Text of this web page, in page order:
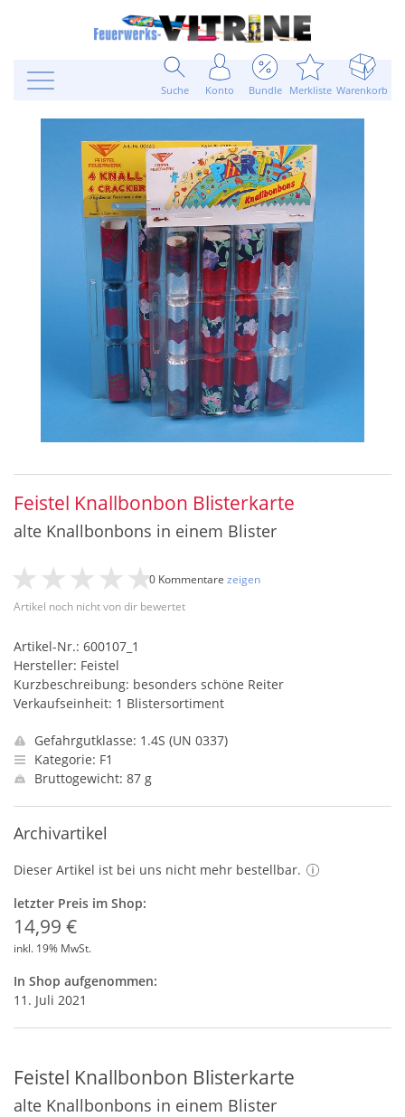
Suche Konto Bundle Merkliste Warenkorb
Feistel Knallbonbon Blisterkarte
alte Knallbonbons in einem Blister
Artikel noch nicht von dir bewertet
0 Kommentare zeigen
Artikel-Nr.: 600107_1
Hersteller: Feistel
Kurzbeschreibung: besonders schöne Reiter
Verkaufseinheit: 1 Blistersortiment
Gefahrgutklasse: 1.4S (UN 0337)
Kategorie: F1
Bruttogewicht: 87 g
Archivartikel
Dieser Artikel ist bei uns nicht mehr bestellbar.
letzter Preis im Shop:
14,99 €
inkl. 19% MwSt.
In Shop aufgenommen:
11. Juli 2021
Feistel Knallbonbon Blisterkarte
alte Knallbonbons in einem Blister